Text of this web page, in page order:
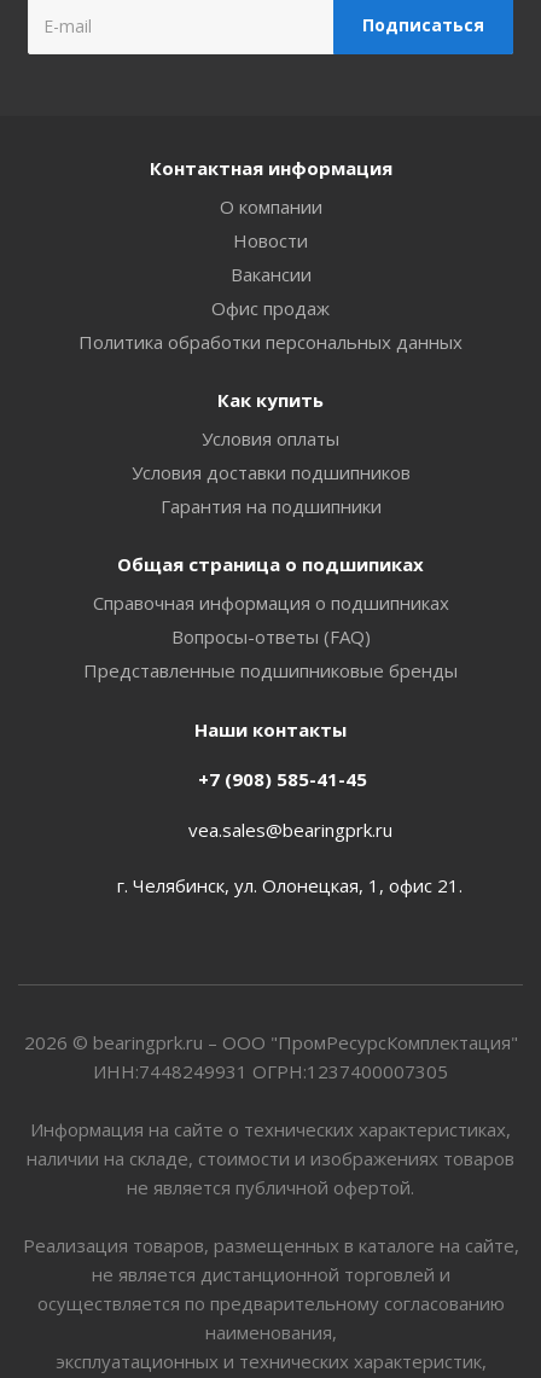
Контактная информация
О компании
Новости
Вакансии
Офис продаж
Политика обработки персональных данных
Как купить
Условия оплаты
Условия доставки подшипников
Гарантия на подшипники
Общая страница о подшипиках
Справочная информация о подшипниках
Вопросы-ответы (FAQ)
Представленные подшипниковые бренды
Наши контакты
+7 (908) 585-41-45
vea.sales@bearingprk.ru
г. Челябинск, ул. Олонецкая, 1, офис 21.
2026 © bearingprk.ru – ООО "ПромРесурсКомплектация"
ИНН:7448249931 ОГРН:1237400007305
Информация на сайте о технических характеристиках,
наличии на складе, стоимости и изображениях товаров
не является публичной офертой.
Реализация товаров, размещенных в каталоге на сайте,
не является дистанционной торговлей и
осуществляется по предварительному согласованию
наименования,
эксплуатационных и технических характеристик,